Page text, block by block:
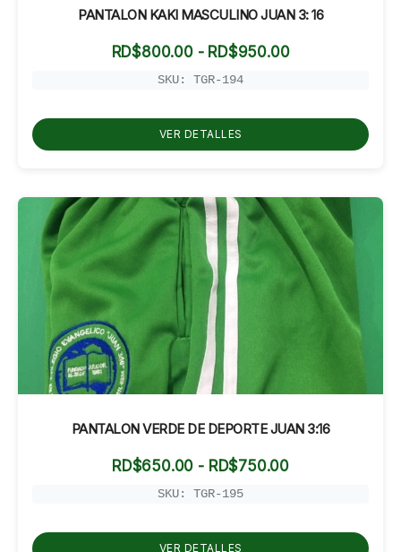
PANTALON KAKI MASCULINO JUAN 3: 16
RD$800.00 - RD$950.00Rango
RD$950.00
SKU: TGR-194
VER DETALLES
PANTALON VERDE DE DEPORTE JUAN 3:16
RD$650.00 - RD$750.00Rango
SKU: TGR-195
VER DETALLES